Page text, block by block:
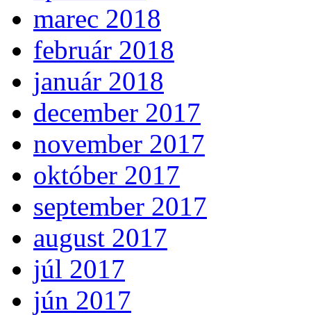
marec 2018
február 2018
január 2018
december 2017
november 2017
október 2017
september 2017
august 2017
júl 2017
jún 2017